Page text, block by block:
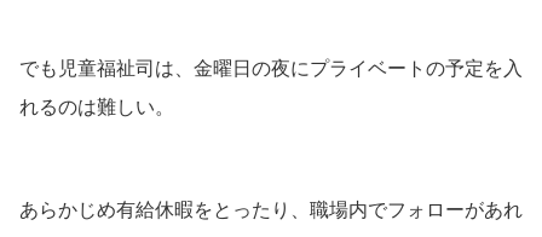
でも児童福祉司は、金曜日の夜にプライベートの予定を入
れるのは難しい。
あらかじめ有給休暇をとったり、職場内でフォローがあれ